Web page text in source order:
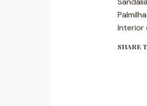
Interior
SHARE